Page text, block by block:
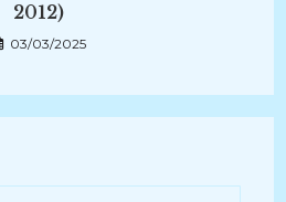
2012)
03/03/2025